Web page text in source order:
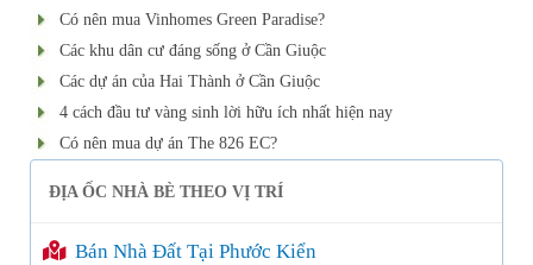
Có nên mua Vinhomes Green Paradise?
Các khu dân cư đáng sống ở Cần Giuộc
Các dự án của Hai Thành ở Cần Giuộc
4 cách đầu tư vàng sinh lời hữu ích nhất hiện nay
Có nên mua dự án The 826 EC?
ĐỊA ỐC NHÀ BÈ THEO VỊ TRÍ
Bán Nhà Đất Tại Phước Kiển